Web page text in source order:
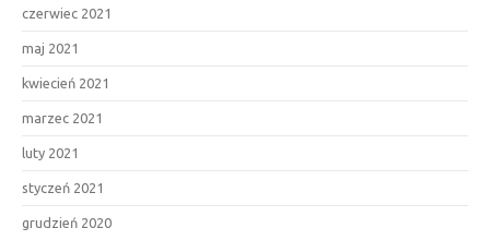
czerwiec 2021
maj 2021
kwiecień 2021
marzec 2021
luty 2021
styczeń 2021
grudzień 2020